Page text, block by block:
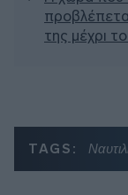
της μέχρι
TAGS: